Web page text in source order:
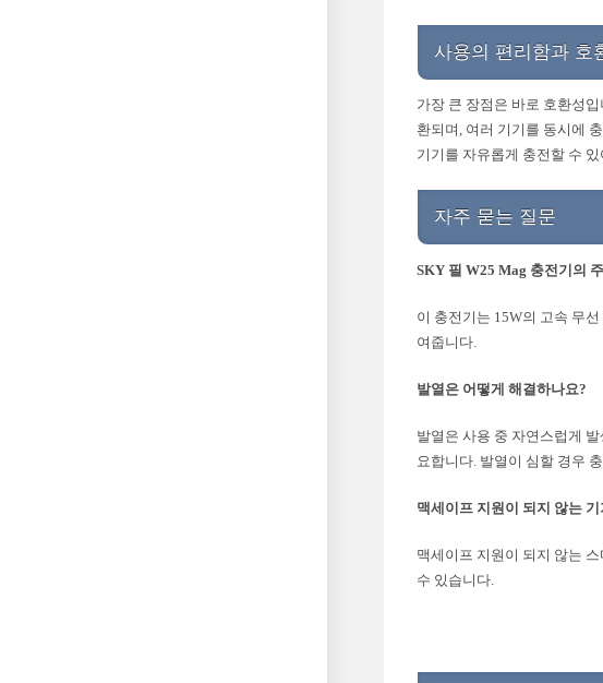
사용의 편리함과 호
가장 큰 장점은 바로 호환성
환되며, 여러 기기를 동시에
기기를 자유롭게 충전할 수
자주 묻는 질문
SKY 필 W25 Mag 충전기의
이 충전기는 15W의 고속 무
여줍니다.
발열은 어떻게 해결하나요?
발열은 사용 중 자연스럽게
요합니다. 발열이 심할 경우
맥세이프 지원이 되지 않는
맥세이프 지원이 되지 않는
수 있습니다.